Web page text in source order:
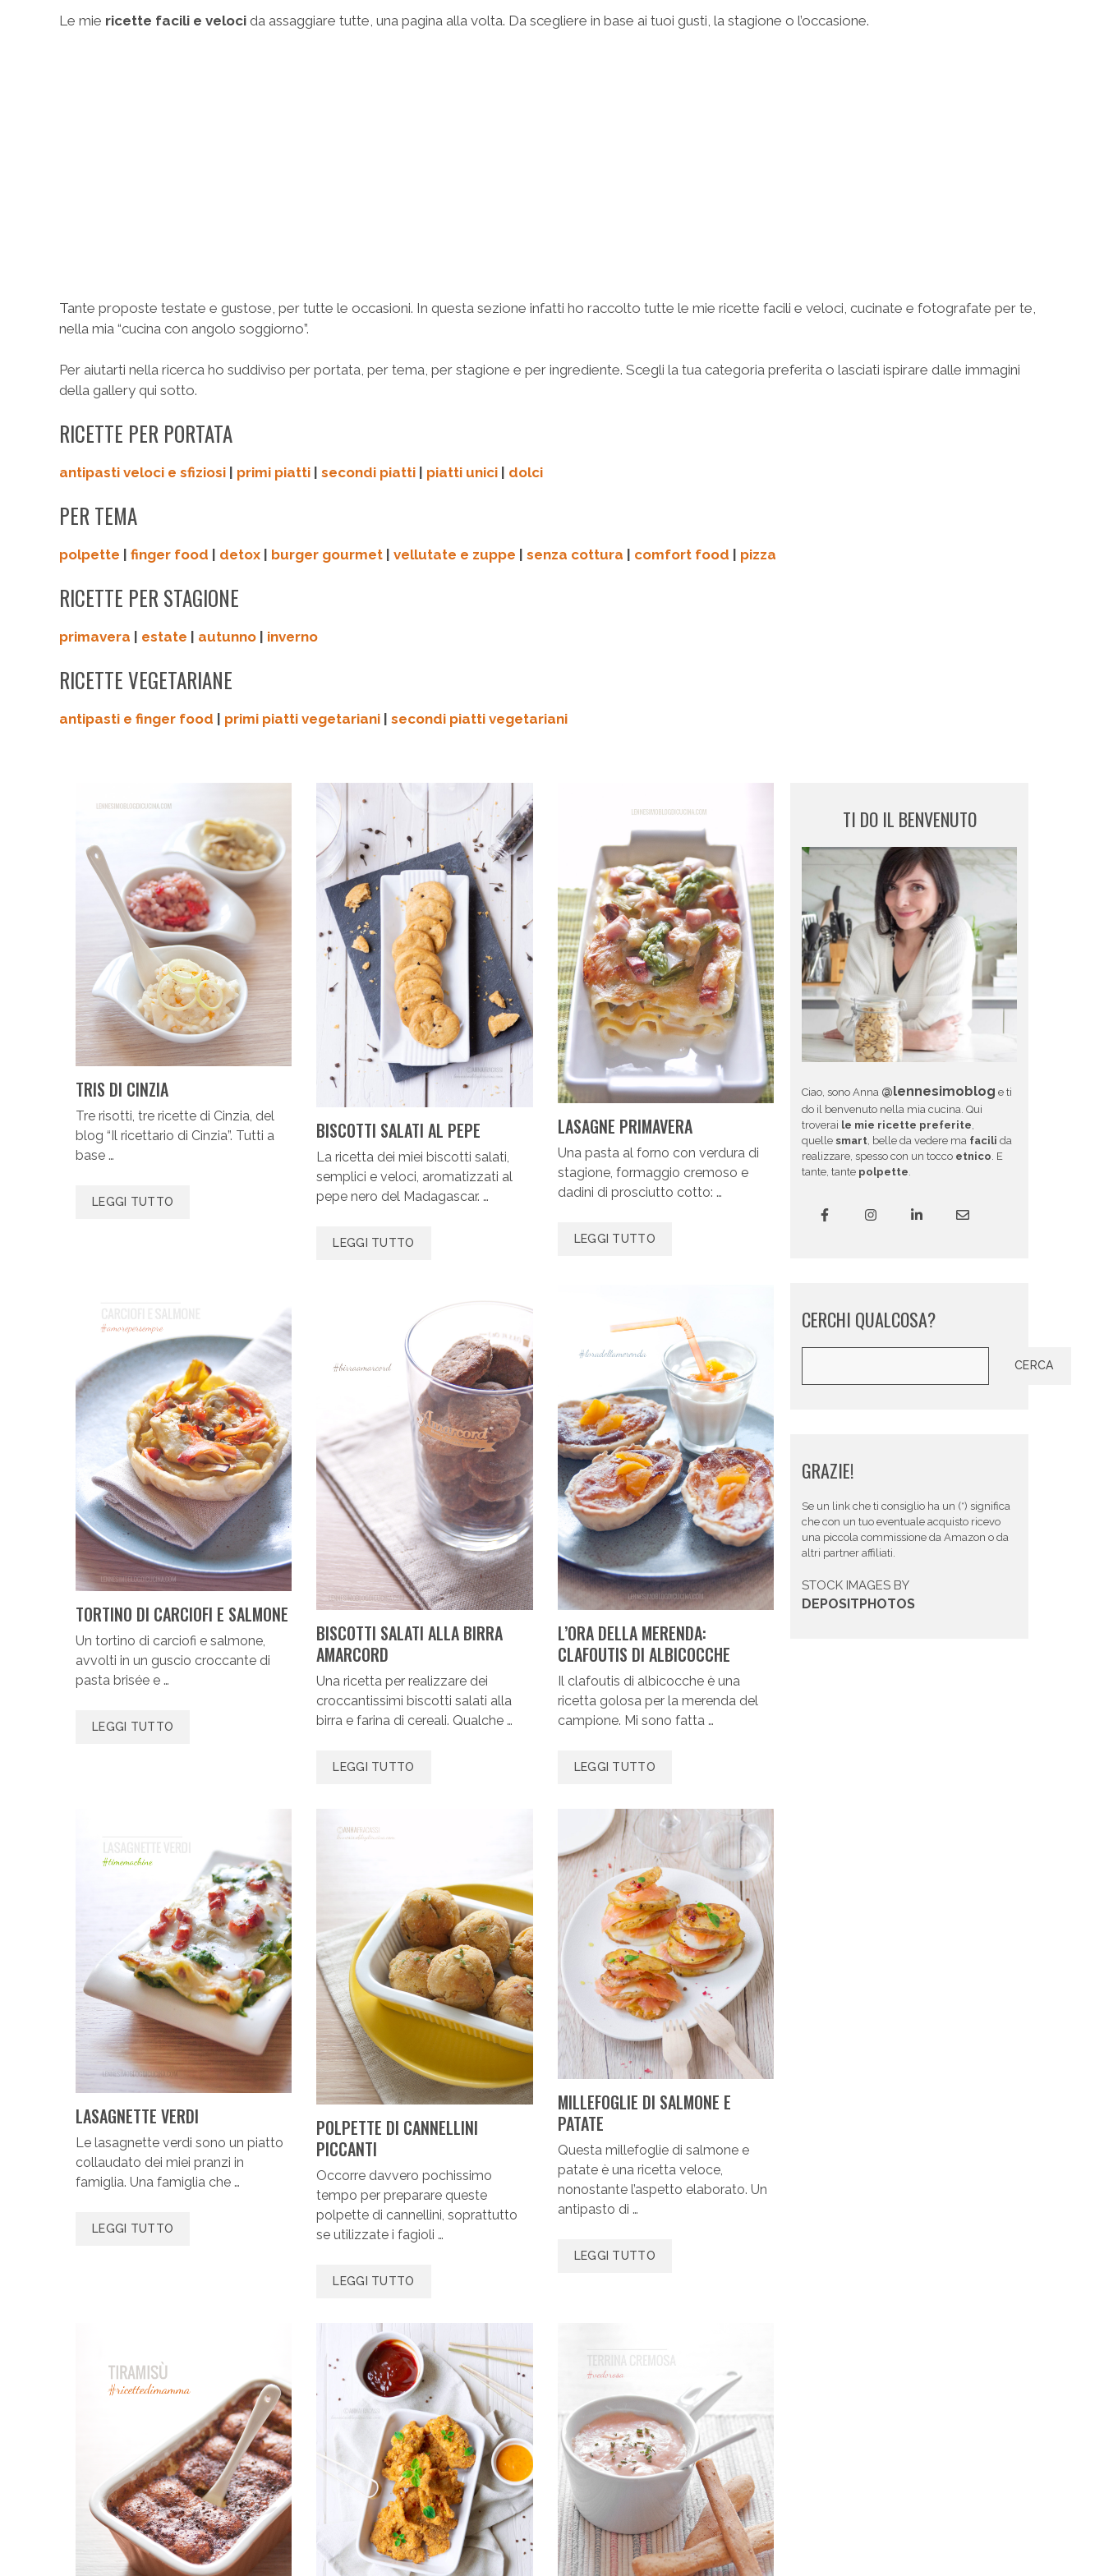
Le mie ricette facili e veloci da assaggiare tutte, una pagina alla volta. Da scegliere in base ai tuoi gusti, la stagione o l’occasione.
Tante proposte testate e gustose, per tutte le occasioni. In questa sezione infatti ho raccolto tutte le mie ricette facili e veloci, cucinate e fotografate per te,
nella mia “cucina con angolo soggiorno”.
Per aiutarti nella ricerca ho suddiviso per portata, per tema, per stagione e per ingrediente. Scegli la tua categoria preferita o lasciati ispirare dalle immagini
della gallery qui sotto.
RICETTE PER PORTATA
antipasti veloci e sfiziosi primi piatti secondi piatti piatti unici dolci
PER TEMA
polpette finger food detox burger gourmet vellutate e zuppe senza cottura comfort food pizza
RICETTE PER STAGIONE
primavera estate autunno inverno
RICETTE VEGETARIANE
antipasti e finger food primi piatti vegetariani secondi piatti vegetariani
TRIS DI CINZIA
Tre risotti, tre ricette di Cinzia, del
blog “Il ricettario di Cinzia”. Tutti a
base …
LEGGI TUTTO
BISCOTTI SALATI AL PEPE
La ricetta dei miei biscotti salati,
semplici e veloci, aromatizzati al
pepe nero del Madagascar. …
LEGGI TUTTO
LASAGNE PRIMAVERA
Una pasta al forno con verdura di
stagione, formaggio cremoso e
dadini di prosciutto cotto: …
LEGGI TUTTO
TORTINO DI CARCIOFI E SALMONE
Un tortino di carciofi e salmone,
avvolti in un guscio croccante di
pasta brisée e …
LEGGI TUTTO
BISCOTTI SALATI ALLA BIRRA
AMARCORD
Una ricetta per realizzare dei
croccantissimi biscotti salati alla
birra e farina di cereali. Qualche …
LEGGI TUTTO
L’ORA DELLA MERENDA:
CLAFOUTIS DI ALBICOCCHE
Il clafoutis di albicocche è una
ricetta golosa per la merenda del
campione. Mi sono fatta …
LEGGI TUTTO
LASAGNETTE VERDI
Le lasagnette verdi sono un piatto
collaudato dei miei pranzi in
famiglia. Una famiglia che …
LEGGI TUTTO
POLPETTE DI CANNELLINI
PICCANTI
Occorre davvero pochissimo
tempo per preparare queste
polpette di cannellini, soprattutto
se utilizzate i fagioli …
LEGGI TUTTO
MILLEFOGLIE DI SALMONE E
PATATE
Questa millefoglie di salmone e
patate è una ricetta veloce,
nonostante l’aspetto elaborato. Un
antipasto di …
LEGGI TUTTO
TI DO IL BENVENUTO
Ciao, sono Anna @lennesimoblog e ti
do il benvenuto nella mia cucina. Qui
troverai le mie ricette preferite,
quelle smart, belle da vedere ma facili da
realizzare, spesso con un tocco etnico. E
tante, tante polpette.
CERCHI QUALCOSA?
CERCA
GRAZIE!
Se un link che ti consiglio ha un (*) significa
che con un tuo eventuale acquisto ricevo
una piccola commissione da Amazon o da
altri partner affiliati.
STOCK IMAGES BY
DEPOSITPHOTOS